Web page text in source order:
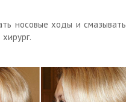
носовые ходы и смазывать